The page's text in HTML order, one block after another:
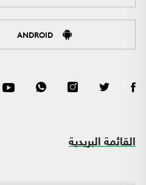
ANDROID
القائمة البريدية